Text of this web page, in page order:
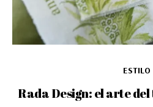
ESTILO
Rada Design: el arte